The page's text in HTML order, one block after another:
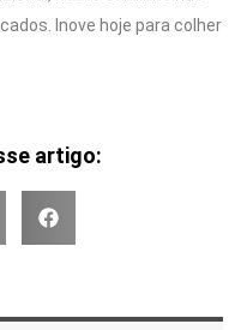
Inove hoje para colher
artigo: